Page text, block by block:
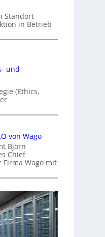
Standort
in Betrieb
und
(Ethics,
von Wago
Björn
Chief
Firma Wago mit